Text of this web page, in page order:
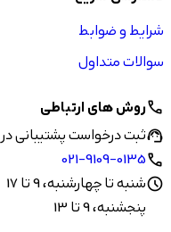
شرایط و ضوابط
سوالات متداول
callروش های ارتباطی
support_agentثبت درخواست پشتیبانی در
call
021-9109-0135
scheduleشنبه تا چهارشنبه، 9 تا 17
پنجشنبه، 9 تا 13